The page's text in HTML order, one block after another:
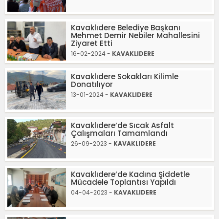
Kavaklıdere Belediye Başkanı
Mehmet Demir Nebiler Mahallesini
Ziyaret Etti
16-02-2024 - KAVAKLIDERE
Kavaklıdere Sokakları Kilimle
Donatılıyor
13-01-2024 - KAVAKLIDERE
Kavaklıdere’de Sıcak Asfalt
Çalışmaları Tamamlandı
26-09-2023 - KAVAKLIDERE
Kavaklıdere’de Kadına Şiddetle
Mücadele Toplantısı Yapıldı
04-04-2023 - KAVAKLIDERE